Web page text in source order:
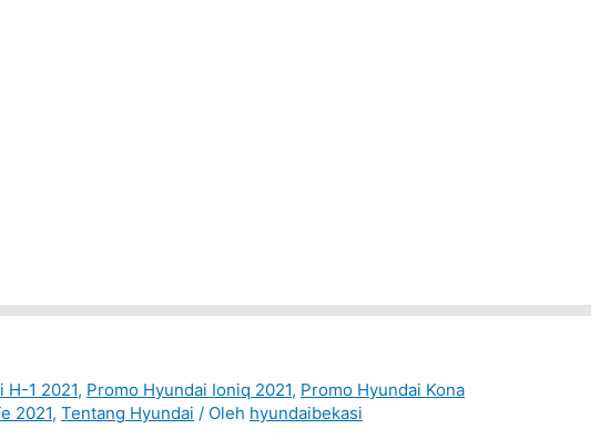
H-1 2021, Promo Hyundai Ioniq 2021, Promo Hyundai Kona
2021, Tentang Hyundai / Oleh hyundaibekasi